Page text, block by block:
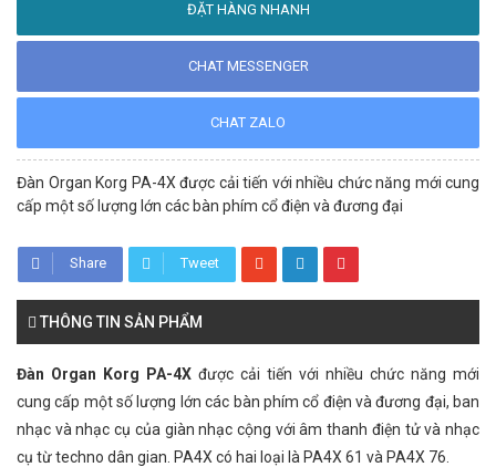
ĐẶT HÀNG NHANH
CHAT MESSENGER
CHAT ZALO
Đàn Organ Korg PA-4X được cải tiến với nhiều chức năng mới cung
cấp một số lượng lớn các bàn phím cổ điện và đương đại
Share Tweet
THÔNG TIN SẢN PHẨM
Đàn Organ Korg PA-4X được cải tiến với nhiều chức năng mới
cung cấp một số lượng lớn các bàn phím cổ điện và đương đại, ban
nhạc và nhạc cụ của giàn nhạc cộng với âm thanh điện tử và nhạc
cụ từ techno dân gian. PA4X có hai loại là PA4X 61 và PA4X 76.